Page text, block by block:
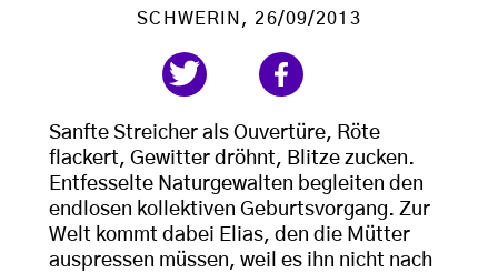
SCHWERIN , 26/09/2013
Sanfte Streicher als Ouvertüre, Röte
flackert, Gewitter dröhnt, Blitze zucken.
Entfesselte Naturgewalten begleiten den
endlosen kollektiven Geburtsvorgang. Zur
Welt kommt dabei Elias, den die Mütter
auspressen müssen, weil es ihn nicht nach